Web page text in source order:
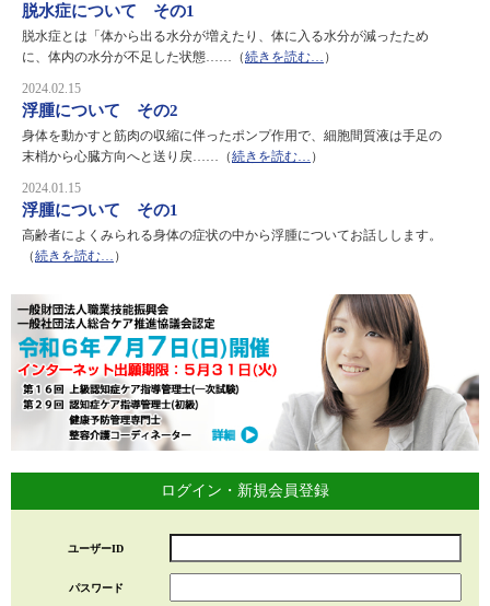
脱水症について その1
脱水症とは「体から出る水分が増えたり、体に入る水分が減ったため
に、体内の水分が不足した状態……（続きを読む… ）
2024.02.15
浮腫について その2
身体を動かすと筋肉の収縮に伴ったポンプ作用で、細胞間質液は手足の
末梢から心臓方向へと送り戻……（続きを読む… ）
2024.01.15
浮腫について その1
高齢者によくみられる身体の症状の中から浮腫についてお話しします。
（続きを読む… ）
ログイン・新規会員登録
ユーザーID
パスワード